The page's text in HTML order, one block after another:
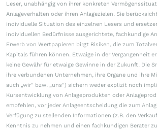
Leser, unabhängig von ihrer konkreten
Anlageverhalten oder ihren Anlagezielen. Sie
individuelle Situation des einzelnen Lesers und
individuellen Bedürfnisse ausgerichtete, fachkundige
Erwerb von Wertpapieren birgt Risiken, die zum
Kapitals führen können. Etwaige in der Vergangenheit
keine Gewähr für etwaige Gewinne in der Zukunft. Die
ihre verbundenen Unternehmen, ihre Organe und ihre
auch „wir“ bzw. „uns“) sichern weder explizit noch
Kursentwicklung von Anlageprodukten oder
empfehlen, vor jeder Anlageentscheidung die zum
Verfügung zu stellenden Informationen (z.B. den
Kenntnis zu nehmen und einen fachkundigen Berater